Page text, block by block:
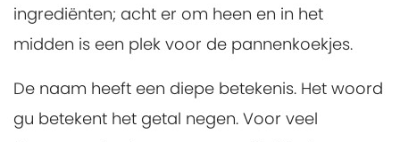
ingrediënten; acht er om heen en in het
midden is een plek voor de pannenkoekjes.
De naam heeft een diepe betekenis. Het woord
gu betekent het getal negen. Voor veel